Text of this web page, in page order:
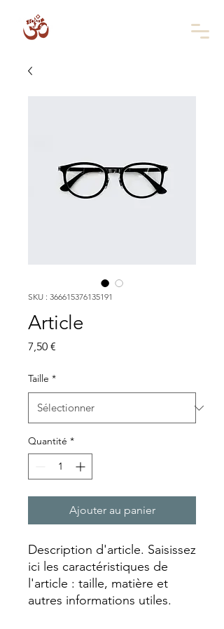
SKU : 366615376135191
Article
7,50 €
Taille *
Quantité *
Ajouter au panier
Description d'article. Saisissez
ici les caractéristiques de
l'article : taille, matière et
autres informations utiles.